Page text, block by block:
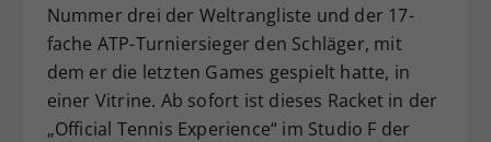
Nummer drei der Weltrangliste und der 17-
fache ATP-Turniersieger den Schläger, mit
dem er die letzten Games gespielt hatte, in
einer Vitrine. Ab sofort ist dieses Racket in der
„Official Tennis Experience“ im Studio F der